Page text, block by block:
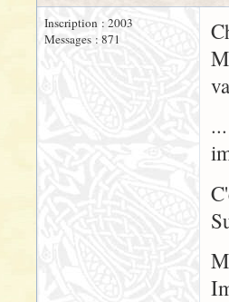
Inscription : 2003
Messages : 871